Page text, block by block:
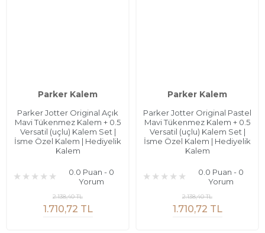
Parker Kalem
Parker Jotter Original Açık
Mavi Tükenmez Kalem + 0.5
Versatil (uçlu) Kalem Set |
İsme Özel Kalem | Hediyelik
Kalem
0.0 Puan - 0
Yorum
1.710,72 TL
2.138,40 TL
Parker Kalem
Parker Jotter Original Pastel
Mavi Tükenmez Kalem + 0.5
Versatil (uçlu) Kalem Set |
İsme Özel Kalem | Hediyelik
Kalem
0.0 Puan - 0
Yorum
1.710,72 TL
2.138,40 TL